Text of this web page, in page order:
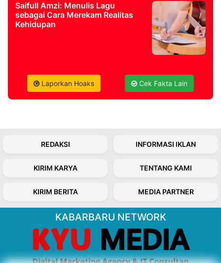
Saifull Amzi: Menulis Lagu
sebagai Cara Merekam Realitas
Kehidupan
Laporkan Hoaks Cek Fakta Lain
REDAKSI INFORMASI IKLAN
KIRIM KARYA TENTANG KAMI
KIRIM BERITA MEDIA PARTNER
KABARBARU NETWORK